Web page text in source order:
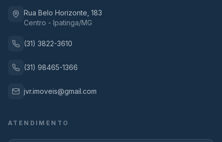
Rua Belo Horizonte, 183
Centro - Ipatinga/MG
(31) 3822-3610
(31) 98465-1366
jvr.imoveis@gmail.com
ATENDIMENTO